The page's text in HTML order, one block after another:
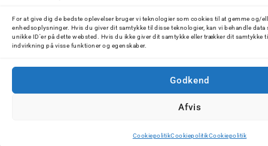
For at give dig de bedste oplevelser bruger vi teknologier som cookies til at gemme og/
enhedsoplysninger. Hvis du giver dit samtykke til disse teknologier, kan vi behandle
unikke ID'er på dette websted. Hvis du ikke giver dit samtykke eller trækker dit samtykke
indvirkning på visse funktioner og egenskaber.
Godkend
Afvis
CookiepolitikCookiepolitikCookiepolitik